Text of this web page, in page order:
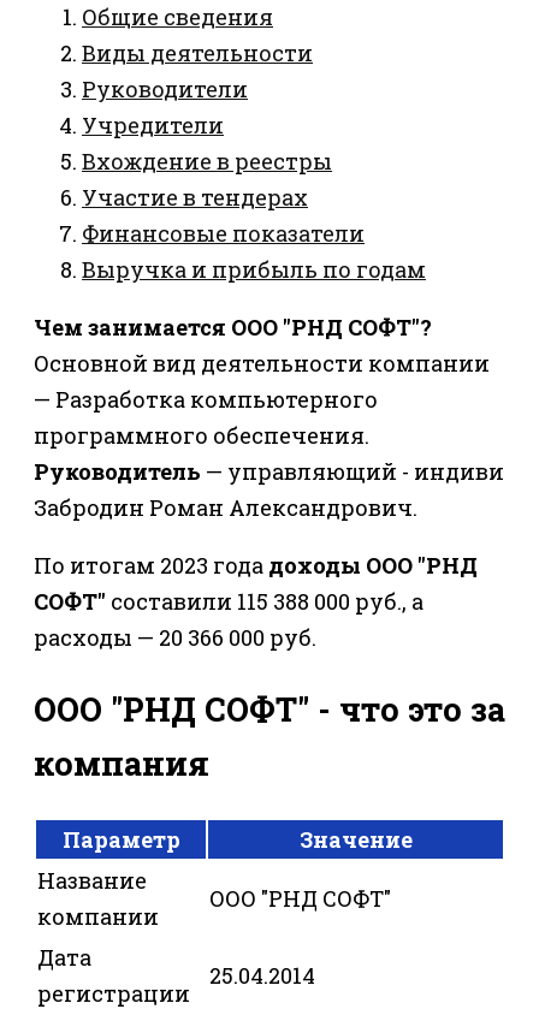
Общие сведения
Виды деятельности
Руководители
Учредители
Вхождение в реестры
Участие в тендерах
Финансовые показатели
Выручка и прибыль по годам
Чем занимается ООО "РНД СОФТ"?
Основной вид деятельности компании
— Разработка компьютерного
программного обеспечения.
Руководитель — управляющий - индиви
Забродин Роман Александрович.
По итогам 2023 года доходы ООО "РНД
СОФТ" составили 115 388 000 руб., а
расходы — 20 366 000 руб.
ООО "РНД СОФТ" - что это за
компания
Параметр
Значение
Название
компании
ООО "РНД СОФТ"
Дата
регистрации
25.04.2014